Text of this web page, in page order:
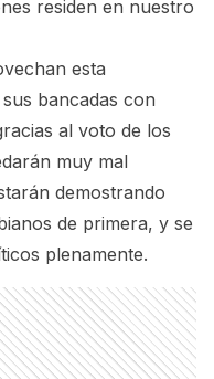
residen en nuestro
esta
bancadas con
al voto de los
muy mal
demostrando
de primera, y se
plenamente.